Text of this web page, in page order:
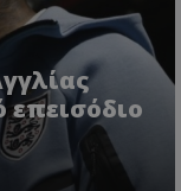
επεισόδιο